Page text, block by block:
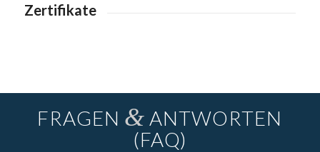
Zertifikate
FRAGEN & ANTWORTEN
(FAQ)